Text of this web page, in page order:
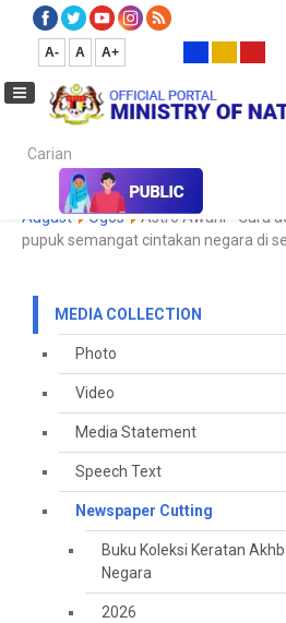
A- A A+
Carian...
Media Media Collection
August
Ogos
Astro Awani - Guru
pupuk semangat cintakan negara di
MEDIA COLLECTION
Photo
Video
Media Statement
Speech Text
Newspaper Cutting
Buku Koleksi Keratan
Negara
2026